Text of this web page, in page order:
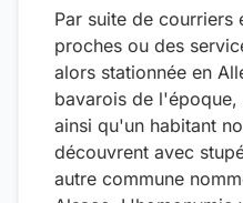
Par suite de courriers
proches ou des
alors stationnée en
bavarois de
ainsi qu'un habitant
découvrent avec
autre commune